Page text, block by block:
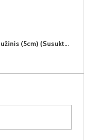
TOP ALOE GREEN 120x200x5 antčiužinis (5cm) (Susuktas)